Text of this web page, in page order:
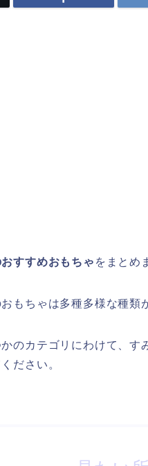
すすめおもちゃ をまとめ
もちゃは多種多様な種類
のカテゴリにわけて、
ださい。